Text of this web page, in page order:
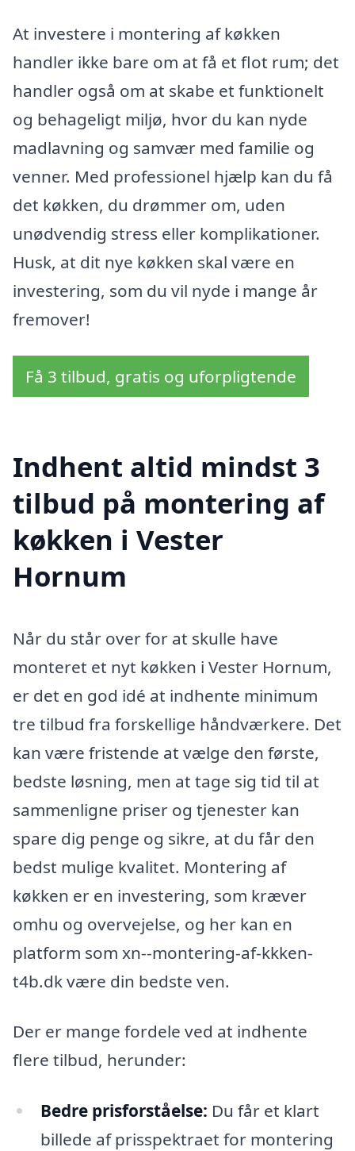
At investere i montering af køkken
handler ikke bare om at få et flot rum; det
handler også om at skabe et funktionelt
og behageligt miljø, hvor du kan nyde
madlavning og samvær med familie og
venner. Med professionel hjælp kan du få
det køkken, du drømmer om, uden
unødvendig stress eller komplikationer.
Husk, at dit nye køkken skal være en
investering, som du vil nyde i mange år
fremover!
Få 3 tilbud, gratis og uforpligtende
Indhent altid mindst 3
tilbud på montering af
køkken i Vester
Hornum
Når du står over for at skulle have
monteret et nyt køkken i Vester Hornum,
er det en god idé at indhente minimum
tre tilbud fra forskellige håndværkere. Det
kan være fristende at vælge den første,
bedste løsning, men at tage sig tid til at
sammenligne priser og tjenester kan
spare dig penge og sikre, at du får den
bedst mulige kvalitet. Montering af
køkken er en investering, som kræver
omhu og overvejelse, og her kan en
platform som xn--montering-af-kkken-
t4b.dk være din bedste ven.
Der er mange fordele ved at indhente
flere tilbud, herunder:
Bedre prisforståelse: Du får et klart
billede af prisspektraet for montering